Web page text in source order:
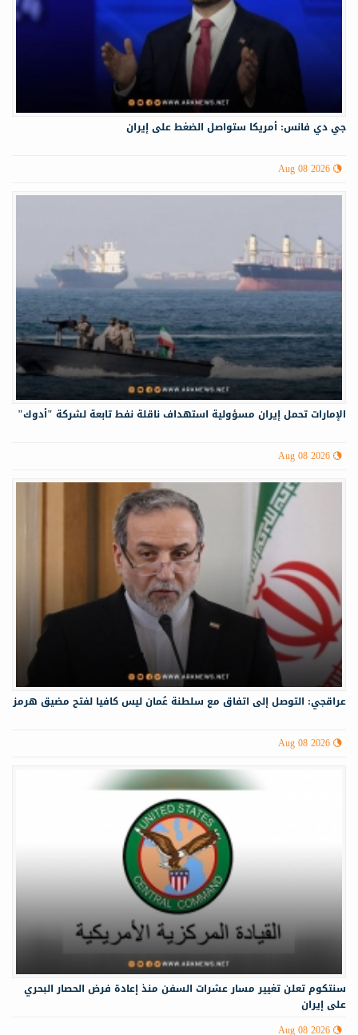
جي دي فانس: أمريكا ستواصل الضغط على إيران
Aug 08 2026
الإمارات تحمل إيران مسؤولية استهداف ناقلة نفط تابعة لشركة "أدوك"
Aug 08 2026
عراقجي: التوصل إلى اتفاق مع سلطنة عُمان ليس كافيا لفتح مضيق هرمز
Aug 08 2026
سنتكوم تعلن تغيير مسار عشرات السفن منذ إعادة فرض الحصار البحري
على إيران
Aug 08 2026